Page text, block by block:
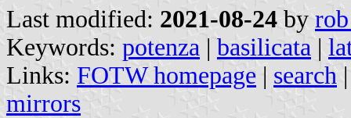
Last modified: 2021-08-24 by
Keywords: potenza | basilicata |
Links: FOTW homepage | search
mirrors